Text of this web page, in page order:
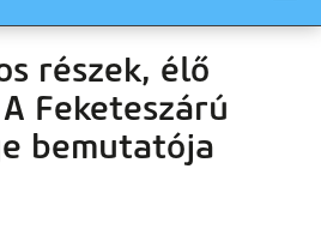
részek, élő
Feketeszárú
bemutatója